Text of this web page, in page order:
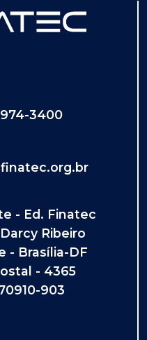
3400
- Ed. Finatec
Ribeiro
- Brasília-DF
- 4365
903